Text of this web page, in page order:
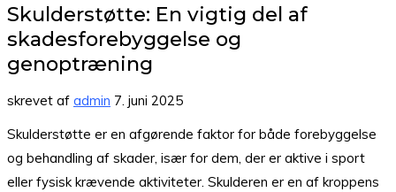
Skulderstøtte: En vigtig del af
skadesforebyggelse og
genoptræning
skrevet af admin 7. juni 2025
Skulderstøtte er en afgørende faktor for både forebyggelse
og behandling af skader, især for dem, der er aktive i sport
eller fysisk krævende aktiviteter. Skulderen er en af kroppens